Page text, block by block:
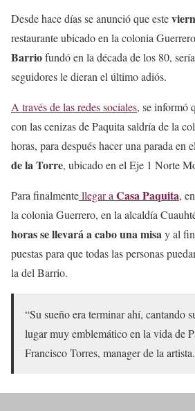
Desde hace días se anunció que este
restaurante ubicado en la colonia
Barriofundó en la década de los 80,
seguidores le dieran el último adiós.
A través de las redes sociales, se informó
con las cenizas de Paquita saldría de la
horas, para después hacer una parada en el
de la Torre, ubicado en el Eje 1 Norte
Para finalmentellegar a Casa Paquita,
la colonia Guerrero, en la alcaldía
horas se llevará a cabo una misay al
puestas para que todas las personas
la del Barrio.
“Su sueño era terminar ahí, cantando
lugar muy emblemático en la vida de
Francisco Torres, manager de la artista.